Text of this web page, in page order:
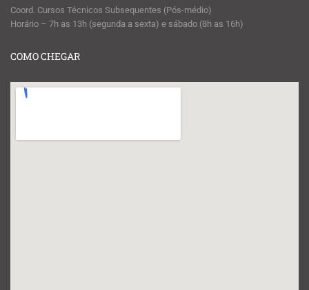
Coord. Cursos Técnicos Subsequentes (Pós-médio)
Horário – 7h as 13h (segunda a sexta) e sábado (8h as 16h)
COMO CHEGAR